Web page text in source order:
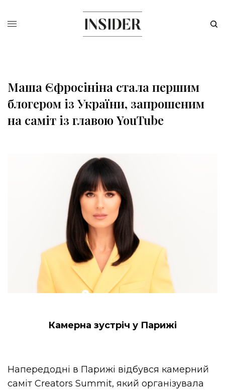
Маша Єфросініна стала першим
блогером із України, запрошеним
на саміт із главою YouTube
Камерна зустріч у Парижі
Напередодні в Парижі відбувся камерний
саміт Creators Summit, який організувала